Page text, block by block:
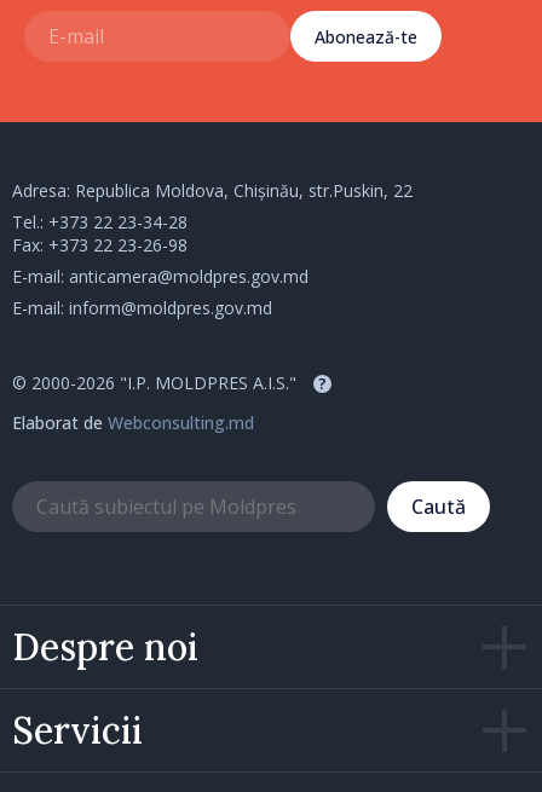
Abonează-te
Despre noi
Servicii
Adresa: Republica Moldova, Chișinău, str.Puskin, 22
Tel.: +373 22 23-34-28
Fax: +373 22 23-26-98
E-mail: anticamera@moldpres.gov.md
E-mail: inform@moldpres.gov.md
© 2000-2026 "I.P. MOLDPRES A.I.S." ?
Elaborat de Webconsulting.md
Caută